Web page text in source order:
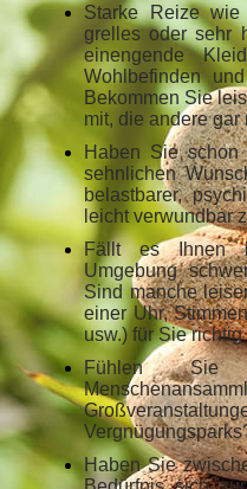
Starke Reize wie
grelles oder sehr
einengende
Wohlbefinden
Bekommen Sie
mit, die andere
Haben Sie
sehnlichen
belastbarer,
leicht verwundbar
Fällt es Ihnen
Umgebung
Sind manche
einer Uhr,
usw.) für Sie
Fühlen
Haben Sie